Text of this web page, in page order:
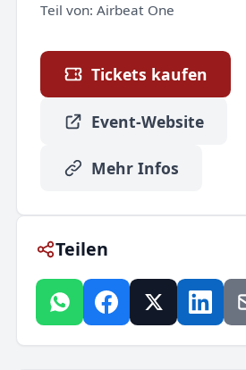
Teil von: Airbeat One
Tickets kaufen
Event-Website
Mehr Infos
Teilen